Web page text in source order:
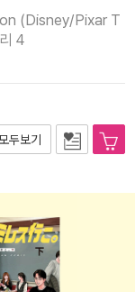
(Disney/Pixar T
4
모두보기